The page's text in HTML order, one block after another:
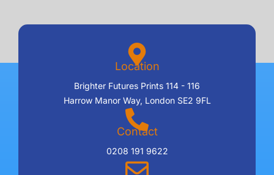
Location
Brighter Futures Prints 114 - 116
Harrow Manor Way, London SE2 9FL
Contact
0208 191 9622